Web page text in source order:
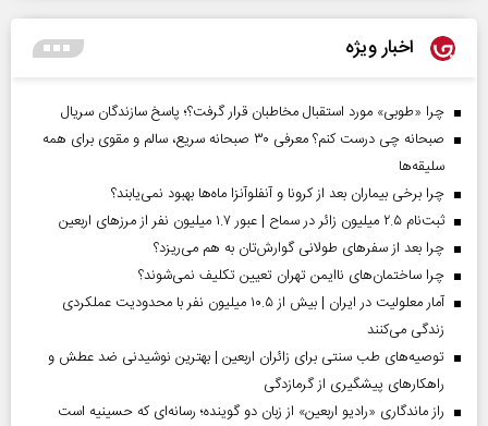
اخبار ویژه
چرا «طوبی» مورد استقبال مخاطبان قرار گرفت؟؛ پاسخ سازندگان سریال
صبحانه چی درست کنم؟ معرفی ۳۰ صبحانه سریع، سالم و مقوی برای همه
سلیقه‌ها
چرا برخی بیماران بعد از کرونا و آنفلوآنزا ماه‌ها بهبود نمی‌یابند؟
ثبت‌نام ۲.۵ میلیون زائر در سماح | عبور ۱.۷ میلیون نفر از مرز‌های اربعین
چرا بعد از سفرهای طولانی گوارش‌تان به هم می‌ریزد؟
چرا ساختمان‌های ناایمن تهران تعیین تکلیف نمی‌شوند؟
آمار معلولیت در ایران | بیش از ۱۰.۵ میلیون نفر با محدودیت عملکردی
زندگی می‌کنند
توصیه‌های طب سنتی برای زائران اربعین | بهترین نوشیدنی ضد عطش و
راهکارهای پیشگیری از گرمازدگی
راز ماندگاری «رادیو اربعین» از زبان دو گوینده؛ رسانه‌ای که حسینیه است